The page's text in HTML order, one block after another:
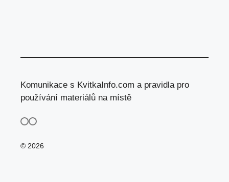
Komunikace s KvitkaInfo.com a pravidla pro
používání materiálů na místě
© 2026